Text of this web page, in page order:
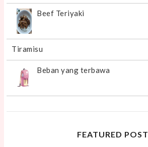
Beef Teriyaki
Tiramisu
Beban yang terbawa
FEATURED POST